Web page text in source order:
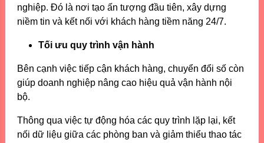
nghiệp. Đó là nơi tạo ấn tượng đầu tiên, xây dựng
niềm tin và kết nối với khách hàng tiềm năng 24/7.
Tối ưu quy trình vận hành
Bên cạnh việc tiếp cận khách hàng, chuyển đổi số còn
giúp doanh nghiệp nâng cao hiệu quả vận hành nội
bộ.
Thông qua việc tự động hóa các quy trình lặp lại, kết
nối dữ liệu giữa các phòng ban và giảm thiểu thao tác